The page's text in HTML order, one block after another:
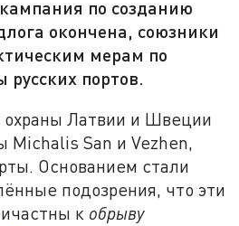
по созданию
окончена, союзники
мерам по
русских портов.
охраны Латвии и Швеции
Michalis San и Vezhen,
Основанием стали
подозрения, что эти
к обрыву